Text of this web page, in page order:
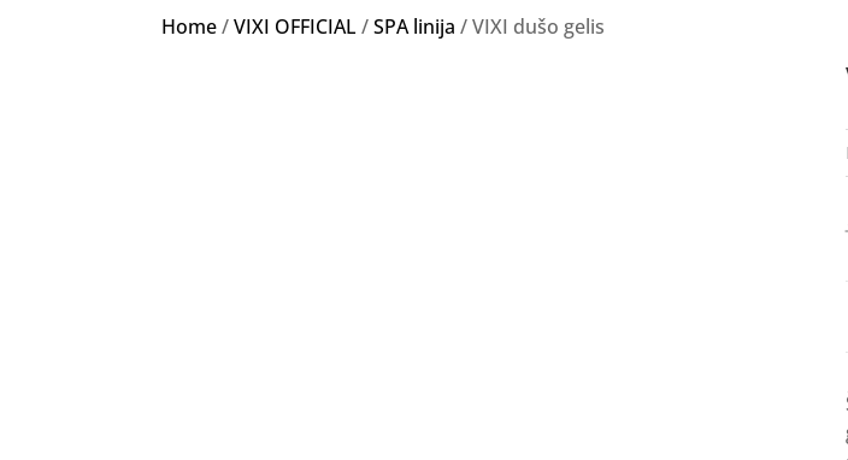
Home/VIXI OFFICIAL/SPA linija / VIXI dušo gelis